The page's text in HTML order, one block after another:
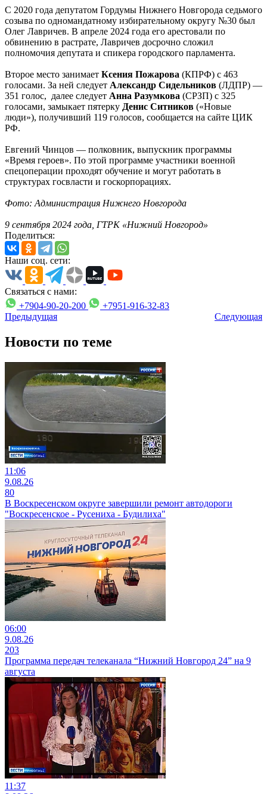
С 2020 года депутатом Гордумы Нижнего Новгорода седьмого
созыва по одномандатному избирательному округу №30 был
Олег Лавричев. В апреле 2024 года его арестовали по
обвинению в растрате, Лавричев досрочно сложил
полномочия депутата и спикера городского парламента.
Второе место занимает Ксения Пожарова (КПРФ) с 463
голосами. За ней следует Александр Сидельников (ЛДПР) —
351 голос, далее следует Анна Разумкова (СРЗП) с 325
голосами, замыкает пятерку Денис Ситников («Новые
люди»), получивший 119 голосов, сообщается на сайте ЦИК
РФ.
Евгений Чинцов — полковник, выпускник программы
«Время героев». По этой программе участники военной
спецоперации проходят обучение и могут работать в
структурах госвласти и госкорпорациях.
Фото: Администрация Нижнего Новгорода
9 сентября 2024 года, ГТРК «Нижний Новгород»
Поделиться:
Наши соц. сети:
Связаться с нами:
+7904-90-20-200
+7951-916-32-83
Предыдущая
Следующая
Новости по теме
11:06
9.08.26
80
В Воскресенском округе завершили ремонт автодороги
"Воскресенское - Русениха - Будилиха"
06:00
9.08.26
203
Программа передач телеканала “Нижний Новгород 24” на 9
августа
11:37